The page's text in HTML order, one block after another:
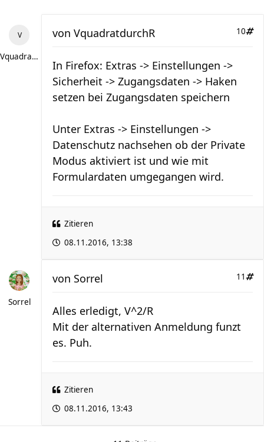
VquadratdurchR
10
von VquadratdurchR
In Firefox: Extras -> Einstellungen ->
Sicherheit -> Zugangsdaten -> Haken
setzen bei Zugangsdaten speichern
Unter Extras -> Einstellungen ->
Datenschutz nachsehen ob der Private
Modus aktiviert ist und wie mit
Formulardaten umgegangen wird.
Zitieren
08.11.2016, 13:38
Sorrel
11
von Sorrel
Alles erledigt, V^2/R
Mit der alternativen Anmeldung funzt
es. Puh.
Zitieren
08.11.2016, 13:43